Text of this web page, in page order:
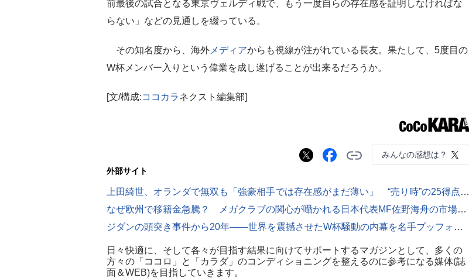
前最後の試合となる東京ヴェルディ戦で、もう一度自らの存在感を証明しなければな
らない」などの見通しを綴っている。
その知名度から、海外 メディアからも視線が注がれている長友。果たして、5度目の
W杯メンバー入りという偉業を成し遂げることが出来るだろうか。
[文/構成:ココカラネクスト編集部]
みんなの感想は？
外部サイト
上田綺世、オランダで無双も「強豪相手では存在感がまだ薄い」 “売り時”の25得点エースに残る根強い懐疑論「契約は2028年半ばまで」
なぜ欧州で移籍金急騰？ メガクラブの関心が囁かれる日本代表MF佐野海舟の市場価値が跳ね上がり続ける“背景”【現地発】
ジダンの頭突き事件から20年――世界を震撼させたW杯騒動の内幕を名手ブッフォンが証言「退場になったのは俺のせいだ」
日々快適に、そして各々が目指す結果に向けてサポートするマガジンとして、多くの
方々の「ココロ」と「カラダ」のコンディショニングを整えるのに参考になる媒体(誌
面＆WEB)を目指していきます。